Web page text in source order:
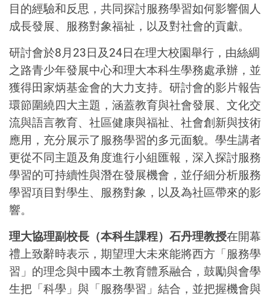
目的經驗和反思，共同探討服務學習如何影響個人
成長發展、服務對象福祉，以及對社會的貢獻。
研討會於8月23日及24日在理大校園舉行，由絲綢
之路青少年發展中心和理大本科生學務處承辦，並
獲得田家炳基金會的大力支持。研討會的影片報告
環節圍繞四大主題，涵蓋教育與社會發展、文化交
流與語言教育、社區健康與福祉、社會創新與技術
應用，充分展示了服務學習的多元面貌。學生講者
更從不同主題及角度進行小組匯報，深入探討服務
學習的可持續性與潛在發展機會，並仔細分析服務
學習項目對學生、服務對象，以及為社區帶來的影
響。
理大協理副校長（本科生課程）石丹理教授在開幕
禮上致辭時表示，期望理大未來能將西方「服務學
習」的理念與中國本土教育體系融合，鼓勵與會學
生把「科學」與「服務學習」結合，並把握機會與